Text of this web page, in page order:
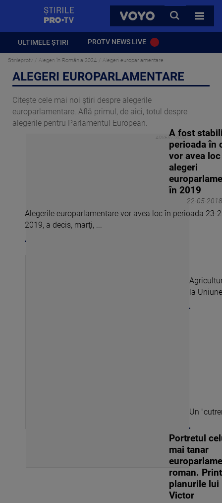
VOYO
CAUTA
TOATE
ULTIMELE ȘTIRI PROTV NEWS LIVE
Stirileprotv Alegeri în România 2024 Alegeri europarlamentare
ALEGERI EUROPARLAMENTARE
Citește cele mai noi știri despre alegerile
europarlamentare. Află primul, de aici, totul despre
alegerile pentru Parlamentul European.
22-05-
A fost
perioada în
vor avea loc
alegeri
în 2019
Alegerile europarlamentare vor avea loc în perioada 23-
2019, a decis, marţi, ...
Portretul
mai tanar
roman.
planurile lui
Victor
la
Un